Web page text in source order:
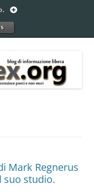
Mark Regnerus
suo studio.